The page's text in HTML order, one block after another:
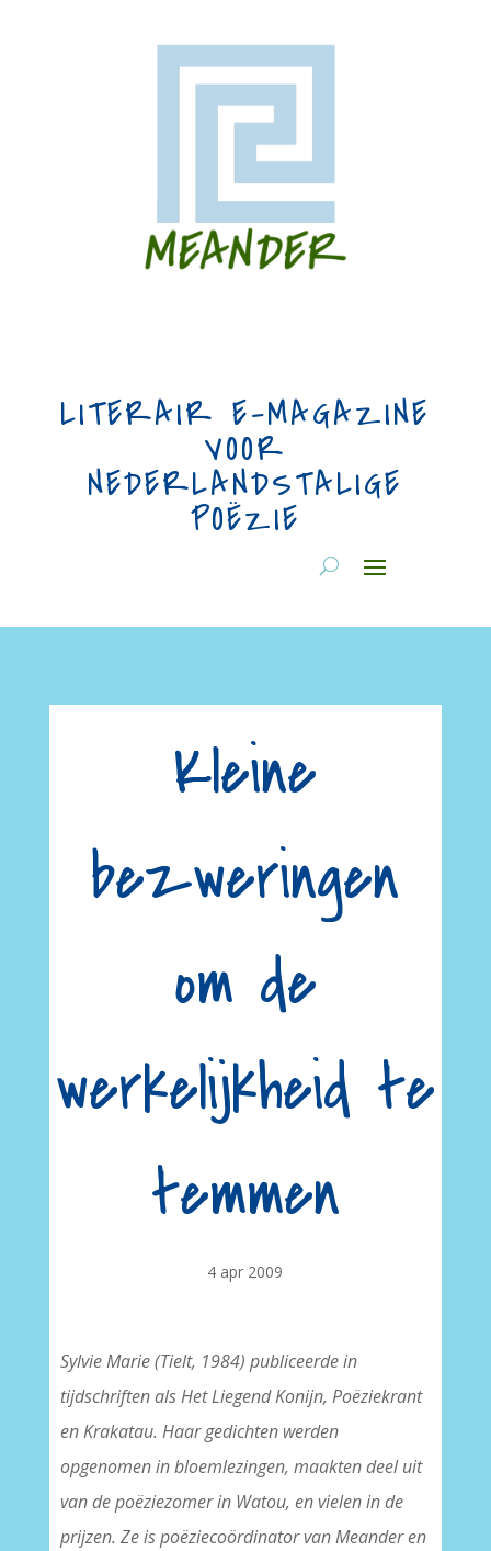
LITERAIR E-MAGAZINE
VOOR
NEDERLANDSTALIGE
POËZIE
Kleine
bezweringen
om de
werkelijkheid te
temmen
4 apr 2009
Sylvie Marie (Tielt, 1984) publiceerde in
tijdschriften als Het Liegend Konijn, Poëziekrant
en Krakatau. Haar gedichten werden
opgenomen in bloemlezingen, maakten deel uit
van de poëziezomer in Watou, en vielen in de
prijzen. Ze is poëziecoördinator van Meander en